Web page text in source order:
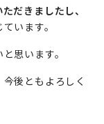
だきましたし、
います。
思います。
後ともよろしく